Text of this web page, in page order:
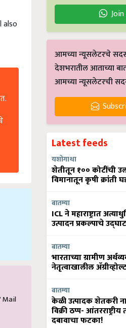
Mail
आमच्या न्यूसलेटरचे
देशभरातील आताच्या
आमच्या न्यूसलेटरची
Latest feeds
यशोगाथा
शेतीतून १०० कोटींची
विमानातून कृषी क्रांती
बातम्या
ICL ने महाराष्ट्रात
उत्पादन प्रकल्पाचे
बातम्या
भारताच्या ग्रामीण
नेतृत्वाखालील
बातम्या
केळी उत्पादक शेतकरी
विक्री ठप्प-
दबावाचा फटका!